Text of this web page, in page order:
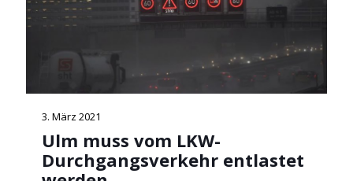
3. März 2021
Ulm muss vom LKW-
Durchgangsverkehr entlastet